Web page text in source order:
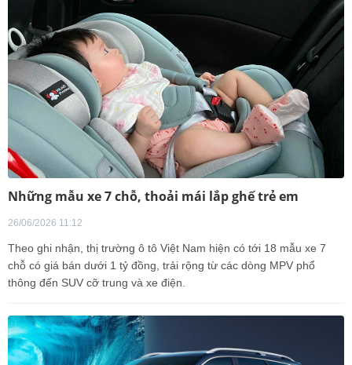
Những mẫu xe 7 chỗ, thoải mái lắp ghế trẻ em
26/06/2026 11:12
Theo ghi nhận, thị trường ô tô Việt Nam hiện có tới 18 mẫu xe 7
chỗ có giá bán dưới 1 tỷ đồng, trải rộng từ các dòng MPV phổ
thông đến SUV cỡ trung và xe điện.